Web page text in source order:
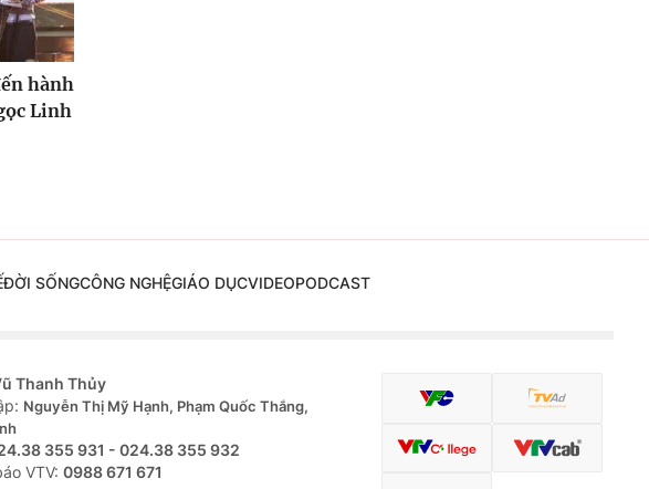
hành
Linh
ĐỜI SỐNGCÔNG NGHỆGIÁO DỤCVIDEOPODCAST
Thanh Thủy
Nguyễn Thị Mỹ Hạnh, Phạm Quốc Thắng,
355 931 - 024.38 355 932
VTV: 0988 671 671